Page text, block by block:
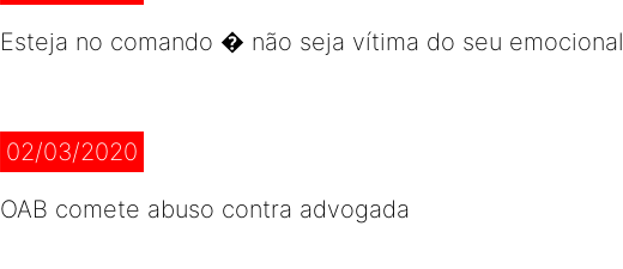
Esteja no comando � não seja vítima do seu emocional
02/03/2020
OAB comete abuso contra advogada